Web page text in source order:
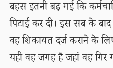
बहस इतनी बढ़ गई कि
पिटाई कर दी। इस सब के
वह शिकायत दर्ज कराने के
यही वह जगह है जहां वह गिर